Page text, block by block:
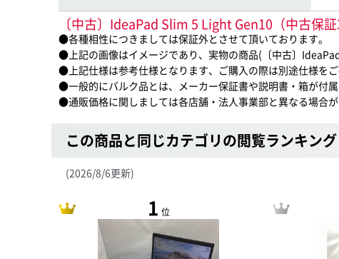
〔中古〕IdeaPad Slim 5 Light Gen10（中古保
●各種相性につきましては保証外とさせて頂いております。
●上記の画像はイメージであり、実物の商品(〔中古〕
●上記仕様は参考仕様となります、ご購入の際は別途仕様を
●一般的にバルク品とは、メーカー保証書や説明書・箱が付
●通販価格に関しましては各店舗・法人事業部と異なる場合が
この商品と同じカテゴリの閲覧ランキング
(2026/8/6更新)
1 位